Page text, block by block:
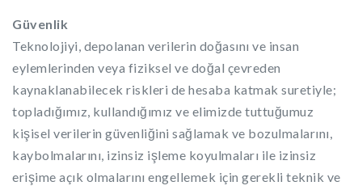
Güvenlik
Teknolojiyi, depolanan verilerin doğasını ve insan
eylemlerinden veya fiziksel ve doğal çevreden
kaynaklanabilecek riskleri de hesaba katmak suretiyle;
topladığımız, kullandığımız ve elimizde tuttuğumuz
kişisel verilerin güvenliğini sağlamak ve bozulmalarını,
kaybolmalarını, izinsiz işleme koyulmaları ile izinsiz
erişime açık olmalarını engellemek için gerekli teknik ve